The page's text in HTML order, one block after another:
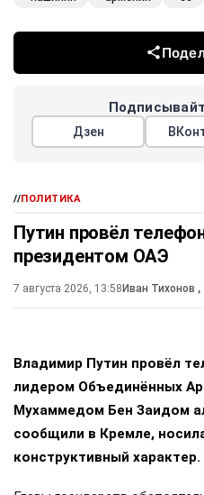
без институциональной
даже после этого Армении
При этом премьер признал:
Евразийским союзом.
армения
Дзен